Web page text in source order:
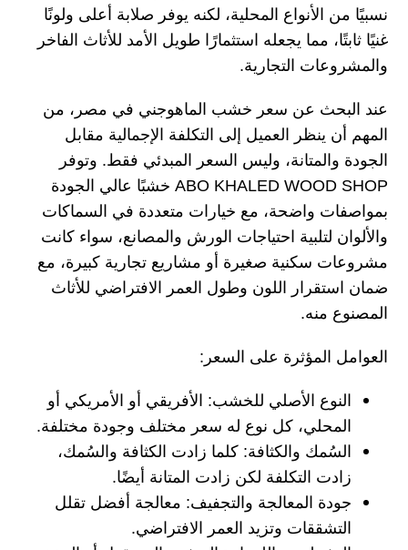
نسبيًا من الأنواع المحلية، لكنه يوفر صلابة أعلى ولونًا
غنيًا ثابتًا، مما يجعله استثمارًا طويل الأمد للأثاث الفاخر
والمشروعات التجارية.
عند البحث عن سعر خشب الماهوجني في مصر، من
المهم أن ينظر العميل إلى التكلفة الإجمالية مقابل
الجودة والمتانة، وليس السعر المبدئي فقط. وتوفر
ABO KHALED WOOD SHOP خشبًا عالي الجودة
بمواصفات واضحة، مع خيارات متعددة في السماكات
والألوان لتلبية احتياجات الورش والمصانع، سواء كانت
مشروعات سكنية صغيرة أو مشاريع تجارية كبيرة، مع
ضمان استقرار اللون وطول العمر الافتراضي للأثاث
المصنوع منه.
العوامل المؤثرة على السعر:
النوع الأصلي للخشب: الأفريقي أو الأمريكي أو
المحلي، كل نوع له سعر مختلف وجودة مختلفة.
السُمك والكثافة: كلما زادت الكثافة والسُمك،
زادت التكلفة لكن زادت المتانة أيضًا.
جودة المعالجة والتجفيف: معالجة أفضل تقلل
التشققات وتزيد العمر الافتراضي.